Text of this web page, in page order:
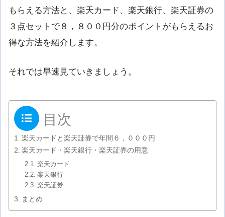
もらえる方法と、楽天カード、楽天銀行、楽天証券の
３点セットで８，８００円分のポイントがもらえるお
得な方法を紹介します。
それでは早速見ていきましょう。
目次
楽天カードと楽天証券で年間６，０００円
楽天カード・楽天銀行・楽天証券の用意
楽天カード
楽天銀行
楽天証券
まとめ